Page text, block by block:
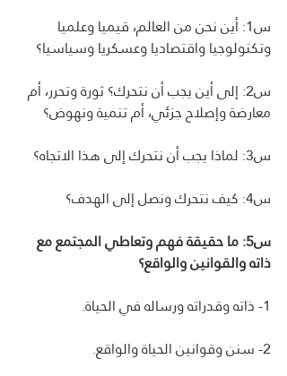
س1: أين نحن من العالم، قيميا وعلميا
وتكنولوجيا واقتصاديا وعسكريا وسياسيا؟
س2: إلى أين يجب أن نتحرك؟ ثورة وتحرر، أم
معارضة وإصلاح جزئي، أم تنمية ونهوض؟
س3: لماذا يجب أن نتحرك إلى هذا الاتجاه؟
س4: كيف نتحرك ونصل إلى الهدف؟
س5: ما حقيقة فهم وتعاطي المجتمع مع
ذاته والقوانين والواقع؟
1- ذاته وقدراته ورساله في الحياة.
2- سنن وقوانين الحياة والواقع.